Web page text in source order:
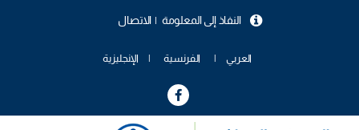
الاتصال النفاذ إلى المعلومة
العربي الفرنسية الإنجليزية